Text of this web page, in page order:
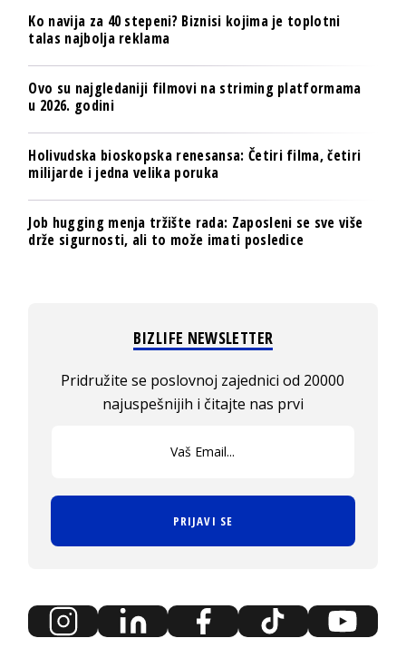
Ko navija za 40 stepeni? Biznisi kojima je toplotni
talas najbolja reklama
Ovo su najgledaniji filmovi na striming platformama
u 2026. godini
Holivudska bioskopska renesansa: Četiri filma, četiri
milijarde i jedna velika poruka
Job hugging menja tržište rada: Zaposleni se sve više
drže sigurnosti, ali to može imati posledice
BIZLIFE NEWSLETTER
Pridružite se poslovnoj zajednici od 20000
najuspešnijih i čitajte nas prvi
PRIJAVI SE